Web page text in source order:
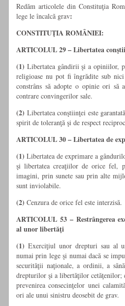
Redăm articolele din Constituţia
lege le încalcă grav:
CONSTITUŢIA ROMÂNIEI:
ARTICOLUL 29 – Libertatea
(1) Libertatea gândirii şi a opiniilor,
religioase nu pot fi îngrădite sub
constrâns să adopte o opinie ori să
contrare convingerilor sale.
(2) Libertatea conştiinţei este
spirit de toleranţă şi de respect
ARTICOLUL 30 – Libertatea de
(1) Libertatea de exprimare a
şi libertatea creaţiilor de orice fel,
imagini, prin sunete sau prin alte
sunt inviolabile.
(2) Cenzura de orice fel este interzisă.
ARTICOLUL 53 – Restrângerea
al unor libertăţi
(1) Exerciţiul unor drepturi sau al
numai prin lege şi numai dacă se
securităţii naţionale, a ordinii, a
drepturilor şi a libertăţilor cetăţenilor;
prevenirea consecinţelor unei
ori ale unui sinistru deosebit de grav.